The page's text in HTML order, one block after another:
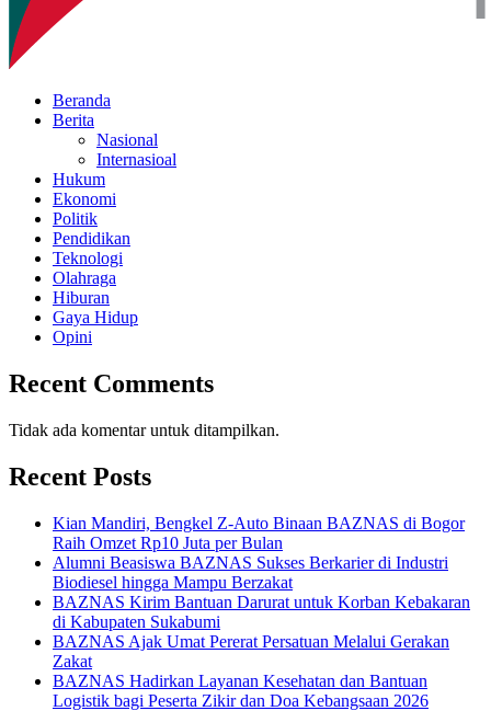
Beranda
Berita
Nasional
Internasioal
Hukum
Ekonomi
Politik
Pendidikan
Teknologi
Olahraga
Hiburan
Gaya Hidup
Opini
Recent Comments
Tidak ada komentar untuk ditampilkan.
Recent Posts
Kian Mandiri, Bengkel Z-Auto Binaan BAZNAS di Bogor
Raih Omzet Rp10 Juta per Bulan
Alumni Beasiswa BAZNAS Sukses Berkarier di Industri
Biodiesel hingga Mampu Berzakat
BAZNAS Kirim Bantuan Darurat untuk Korban Kebakaran
di Kabupaten Sukabumi
BAZNAS Ajak Umat Pererat Persatuan Melalui Gerakan
Zakat
BAZNAS Hadirkan Layanan Kesehatan dan Bantuan
Logistik bagi Peserta Zikir dan Doa Kebangsaan 2026